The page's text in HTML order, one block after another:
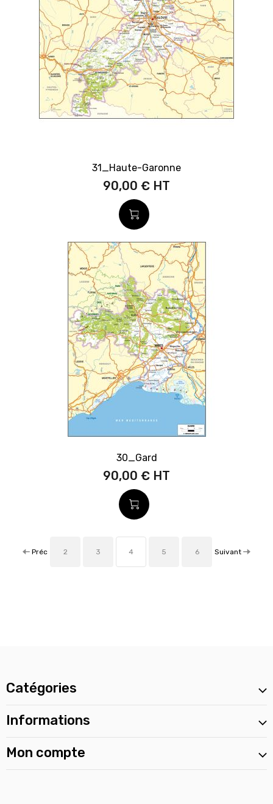
31_Haute-Garonne
90,00 €
30_Gard
90,00 €
Préc 2 3 4 5 6 Suivant
Catégories
Informations
Mon compte